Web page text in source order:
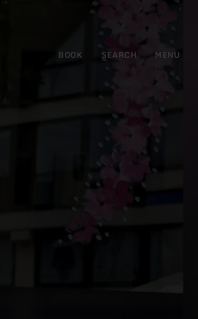
BOOK SEARCH MENU